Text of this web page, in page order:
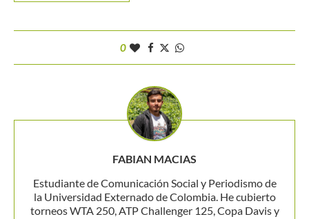
0
FABIAN MACIAS
Estudiante de Comunicación Social y Periodismo de
la Universidad Externado de Colombia. He cubierto
torneos WTA 250, ATP Challenger 125, Copa Davis y